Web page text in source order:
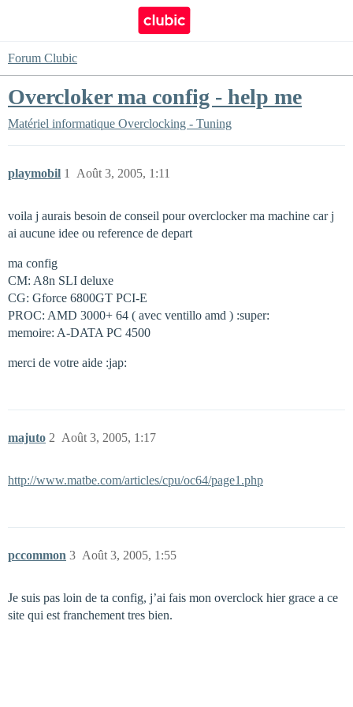
Forum Clubic
Overcloker ma config - help me
Matériel informatique Overclocking - Tuning
playmobil Août 3, 2005, 1:11
1
voila j aurais besoin de conseil pour overclocker ma machine car j
ai aucune idee ou reference de depart
ma config
CM: A8n SLI deluxe
CG: Gforce 6800GT PCI-E
PROC: AMD 3000+ 64 ( avec ventillo amd ) :super:
memoire: A-DATA PC 4500
merci de votre aide :jap:
majuto Août 3, 2005, 1:17
2
http://www.matbe.com/articles/cpu/oc64/page1.php
pccommon Août 3, 2005, 1:55
3
Je suis pas loin de ta config, j’ai fais mon overclock hier grace a ce
site qui est franchement tres bien.